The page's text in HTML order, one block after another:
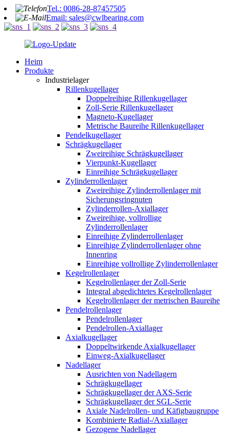
Tel.: 0086-28-87457505
Email: sales@cwlbearing.com
Heim
Produkte
Industrielager
Rillenkugellager
Doppelreihige Rillenkugellager
Zoll-Serie Rillenkugellager
Magneto-Kugellager
Metrische Baureihe Rillenkugellager
Pendelkugellager
Schrägkugellager
Zweireihige Schrägkugellager
Vierpunkt-Kugellager
Einreihige Schrägkugellager
Zylinderrollenlager
Zweireihige Zylinderrollenlager mit
Sicherungsringnuten
Zylinderrollen-Axiallager
Zweireihige, vollrollige
Zylinderrollenlager
Einreihige Zylinderrollenlager
Einreihige Zylinderrollenlager ohne
Innenring
Einreihige vollrollige Zylinderrollenlager
Kegelrollenlager
Kegelrollenlager der Zoll-Serie
Integral abgedichtetes Kegelrollenlager
Kegelrollenlager der metrischen Baureihe
Pendelrollenlager
Pendelrollenlager
Pendelrollen-Axiallager
Axialkugellager
Doppeltwirkende Axialkugellager
Einweg-Axialkugellager
Nadellager
Ausrichten von Nadellagern
Schrägkugellager
Schrägkugellager der AXS-Serie
Schrägkugellager der SGL-Serie
Axiale Nadelrollen- und Käfigbaugruppe
Kombinierte Radial-/Axiallager
Gezogene Nadellager